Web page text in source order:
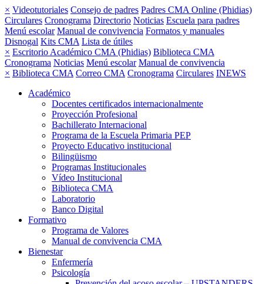
× Videotutoriales Consejo de padres Padres CMA Online (Phidias)
Circulares Cronograma Directorio Noticias Escuela para padres
Menú escolar Manual de convivencia Formatos y manuales
Disnogal Kits CMA Lista de útiles
× Escritorio Académico CMA (Phidias) Biblioteca CMA
Cronograma Noticias Menú escolar Manual de convivencia
× Biblioteca CMA Correo CMA Cronograma Circulares INEWS
Académico
Docentes certificados internacionalmente
Proyección Profesional
Bachillerato Internacional
Programa de la Escuela Primaria PEP
Proyecto Educativo institucional
Bilingüismo
Programas Institucionales
Vídeo Institucional
Biblioteca CMA
Laboratorio
Banco Digital
Formativo
Programa de Valores
Manual de convivencia CMA
Bienestar
Enfermería
Psicología